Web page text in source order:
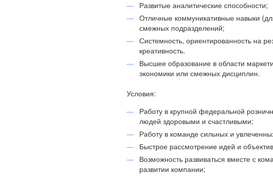
Развитые аналитические способности;
Отличные коммуникативные навыки
смежных подразделений;
Системность, ориентированность на
креативность.
Высшее образование в области
экономики или смежных дисциплин.
Условия:
Работу в крупной федеральной
людей здоровыми и счастливыми;
Работу в команде сильных и
Быстрое рассмотрение идей и
Возможность развиваться вместе с
развитии компании;